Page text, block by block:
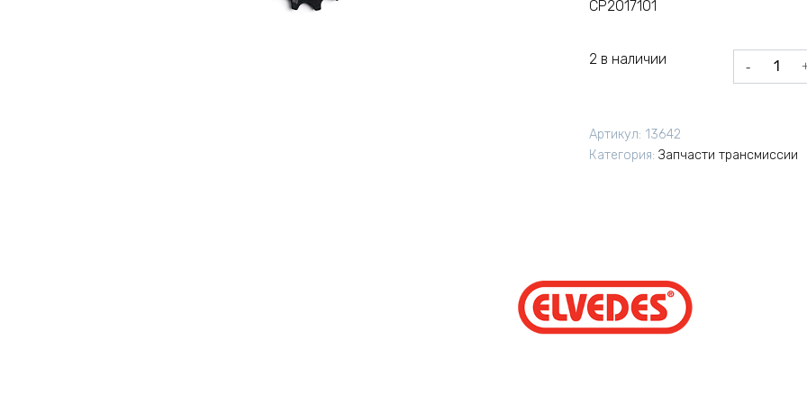
CP2017101
2 в наличии
Количество
товара
Артикул: 13642
Категория: Запчасти трансмиссии